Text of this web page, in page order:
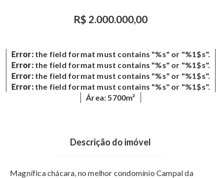
R$ 2.000.000,00
Error:the field format must contains "%s" or "%1$s".
Error:the field format must contains "%s" or "%1$s".
Error:the field format must contains "%s" or "%1$s".
Error:the field format must contains "%s" or "%1$s".
Área: 5700m²
Descrição do imóvel
Magnífica chácara, no melhor condomínio Campal da